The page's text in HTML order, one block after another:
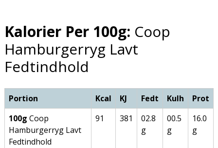
Kalorier Per 100g: Coop
Hamburgerryg Lavt
Fedtindhold
Portion Kcal KJ Fedt Kulh
Prot
100g Coop
Hamburgerryg Lavt
Fedtindhold
91 381
02.8
g
00.5
g
16.0
g